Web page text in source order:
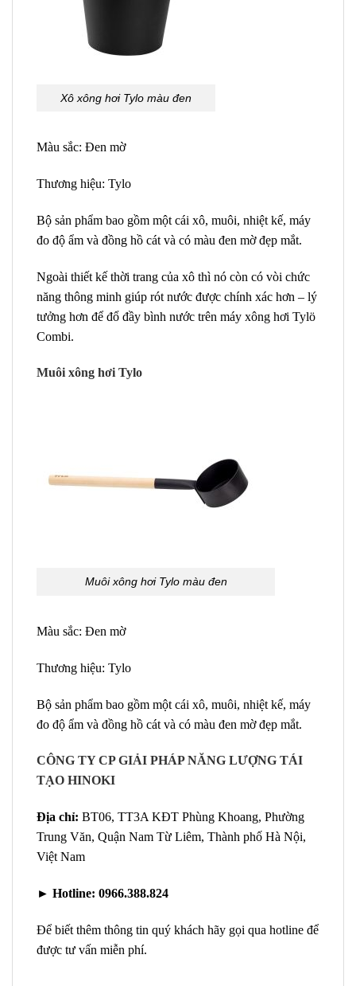
Xô xông hơi Tylo màu đen
Màu sắc: Đen mờ
Thương hiệu: Tylo
Bộ sản phẩm bao gồm một cái xô, muôi, nhiệt kế, máy
đo độ ẩm và đồng hồ cát và có màu đen mờ đẹp mắt.
Ngoài thiết kế thời trang của xô thì nó còn có vòi chức
năng thông minh giúp rót nước được chính xác hơn – lý
tưởng hơn để đổ đầy bình nước trên máy xông hơi Tylö
Combi.
Muôi xông hơi Tylo
Muôi xông hơi Tylo màu đen
Màu sắc: Đen mờ
Thương hiệu: Tylo
Bộ sản phẩm bao gồm một cái xô, muôi, nhiệt kế, máy
đo độ ẩm và đồng hồ cát và có màu đen mờ đẹp mắt.
CÔNG TY CP GIẢI PHÁP NĂNG LƯỢNG TÁI
TẠO HINOKI
Địa chỉ: BT06, TT3A KĐT Phùng Khoang, Phường
Trung Văn, Quận Nam Từ Liêm, Thành phố Hà Nội,
Việt Nam
► Hotline: 0966.388.824
Để biết thêm thông tin quý khách hãy gọi qua hotline để
được tư vấn miễn phí.